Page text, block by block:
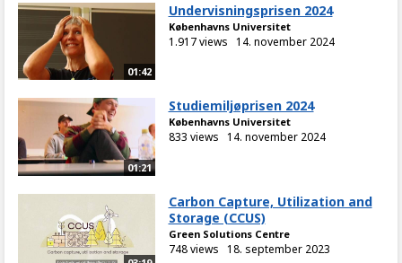
01:42
Undervisningsprisen 2024
Københavns Universitet
1.917 views 14. november 2024
01:21
Studiemiljøprisen 2024
Københavns Universitet
833 views 14. november 2024
Carbon Capture, Utilization and
Storage (CCUS)
Green Solutions Centre
748 views 18. september 2023